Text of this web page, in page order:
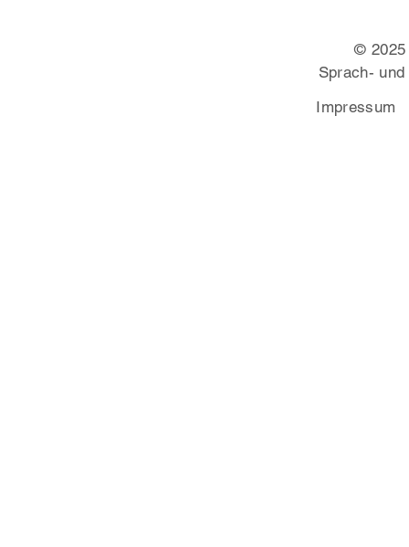
© 2025
Sprach-
Impressum